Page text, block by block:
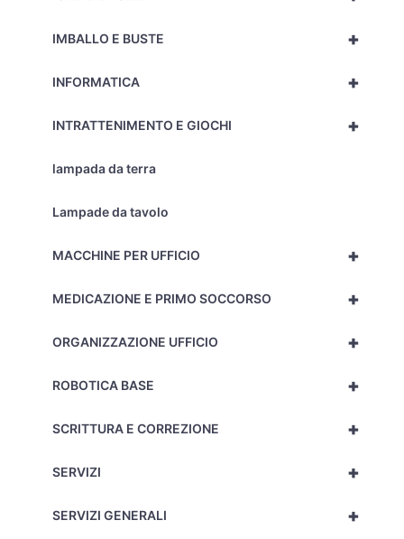
+
IMBALLO E BUSTE
+
INFORMATICA
+
INTRATTENIMENTO E GIOCHI
lampada da terra
Lampade da tavolo
+
MACCHINE PER UFFICIO
+
MEDICAZIONE E PRIMO SOCCORSO
+
ORGANIZZAZIONE UFFICIO
+
ROBOTICA BASE
+
SCRITTURA E CORREZIONE
+
SERVIZI
+
SERVIZI GENERALI